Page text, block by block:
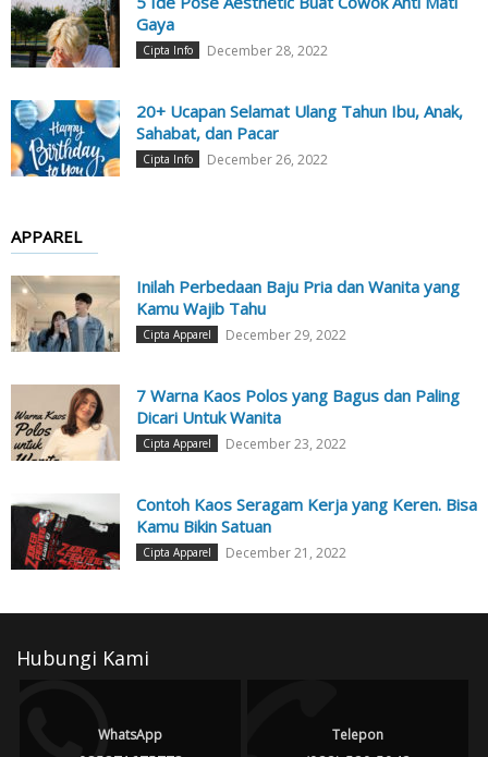
Gaya
Cipta Info December 28, 2022
20+ Ucapan Selamat Ulang Tahun Ibu, Anak,
Sahabat, dan Pacar
Cipta Info December 26, 2022
APPAREL
Inilah Perbedaan Baju Pria dan Wanita yang
Kamu Wajib Tahu
Cipta Apparel December 29, 2022
7 Warna Kaos Polos yang Bagus dan Paling
Dicari Untuk Wanita
Cipta Apparel December 23, 2022
Contoh Kaos Seragam Kerja yang Keren. Bisa
Kamu Bikin Satuan
Cipta Apparel December 21, 2022
Hubungi Kami
WhatsApp Telepon